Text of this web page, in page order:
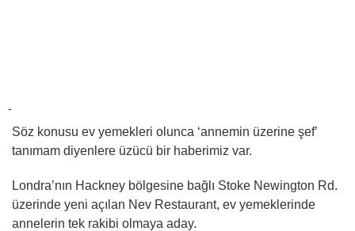
-
Söz konusu ev yemekleri olunca ‘annemin üzerine şef’
tanımam diyenlere üzücü bir haberimiz var.
Londra’nın Hackney bölgesine bağlı Stoke Newington Rd.
üzerinde yeni açılan Nev Restaurant, ev yemeklerinde
annelerin tek rakibi olmaya aday.